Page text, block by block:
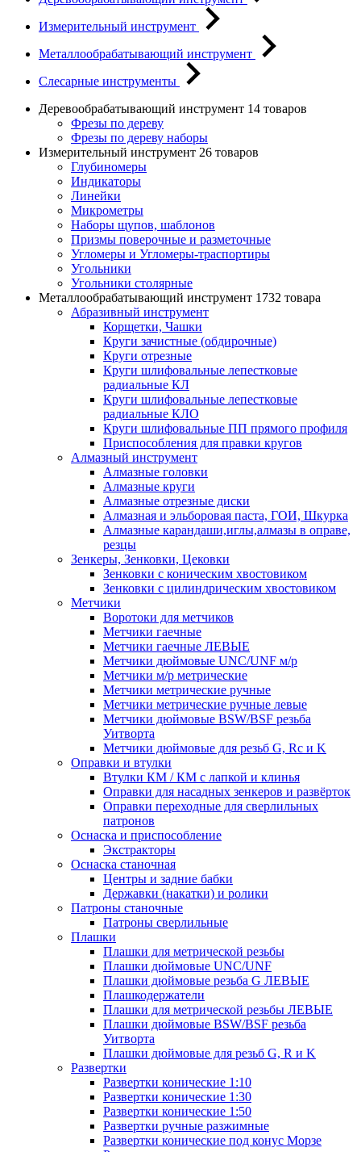
Измерительный инструмент
Металлообрабатывающий инструмент
Слесарные инструменты
Деревообрабатывающий инструмент 14 товаров
Фрезы по дереву
Фрезы по дереву наборы
Измерительный инструмент 26 товаров
Глубиномеры
Индикаторы
Линейки
Микрометры
Наборы щупов, шаблонов
Призмы поверочные и разметочные
Угломеры и Угломеры-траспортиры
Угольники
Угольники столярные
Металлообрабатывающий инструмент 1732 товара
Абразивный инструмент
Корщетки, Чашки
Круги зачистные (обдирочные)
Круги отрезные
Круги шлифовальные лепестковые
радиальные КЛ
Круги шлифовальные лепестковые
радиальные КЛО
Круги шлифовальные ПП прямого профиля
Приспособления для правки кругов
Алмазный инструмент
Алмазные головки
Алмазные круги
Алмазные отрезные диски
Алмазная и эльборовая паста, ГОИ, Шкурка
Алмазные карандаши,иглы,алмазы в оправе,
резцы
Зенкеры, Зенковки, Цековки
Зенковки с коническим хвостовиком
Зенковки с цилиндрическим хвостовиком
Метчики
Воротоки для метчиков
Метчики гаечные
Метчики гаечные ЛЕВЫЕ
Метчики дюймовые UNC/UNF м/р
Метчики м/р метрические
Метчики метрические ручные
Метчики метрические ручные левые
Метчики дюймовые BSW/BSF резьба
Уитворта
Метчики дюймовые для резьб G, Rc и K
Оправки и втулки
Втулки КМ / КМ с лапкой и клинья
Оправки для насадных зенкеров и развёрток
Оправки переходные для сверлильных
патронов
Оснаска и приспособление
Экстракторы
Оснаска станочная
Центры и задние бабки
Державки (накатки) и ролики
Патроны станочные
Патроны сверлильные
Плашки
Плашки для метрической резьбы
Плашки дюймовые UNC/UNF
Плашки дюймовые резьба G ЛЕВЫЕ
Плашкодержатели
Плашки для метрической резьбы ЛЕВЫЕ
Плашки дюймовые BSW/BSF резьба
Уитворта
Плашки дюймовые для резьб G, R и K
Развертки
Развертки конические 1:10
Развертки конические 1:30
Развертки конические 1:50
Развертки ручные разжимные
Развертки конические под конус Морзе